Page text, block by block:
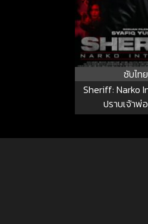
ซับไทย
Sheriff: Narko
ปราบเจ้าพ่